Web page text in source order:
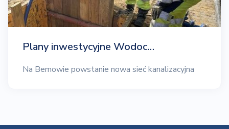
Plany inwestycyjne Wodoc…
Na Bemowie powstanie nowa sieć kanalizacyjna